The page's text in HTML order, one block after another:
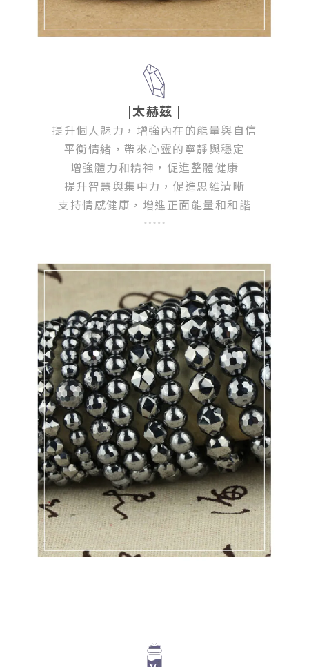
|太赫茲 |
提升個人魅力，增強內在的能量與自信
平衡情緒，帶來心靈的寧靜與穩定
增強體力和精神，促進整體健康
提升智慧與集中力，促進思維清晰
支持情感健康，增進正面能量和和諧